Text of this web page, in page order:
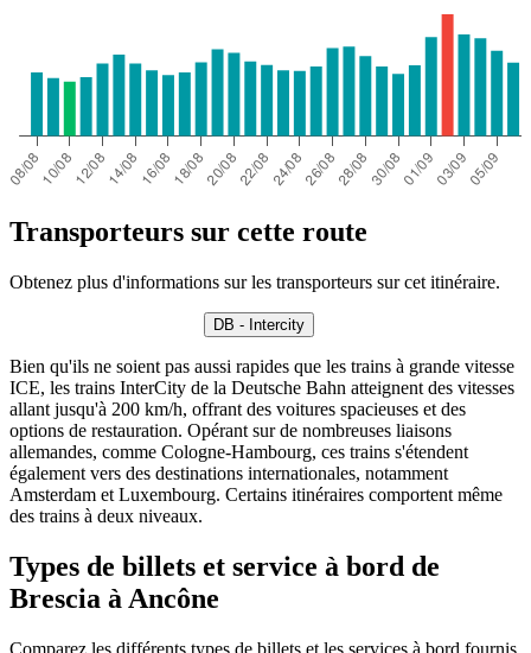
Transporteurs sur cette route
Obtenez plus d'informations sur les transporteurs sur cet itinéraire.
DB - Intercity
Bien qu'ils ne soient pas aussi rapides que les trains à grande vitesse
ICE, les trains InterCity de la Deutsche Bahn atteignent des vitesses
allant jusqu'à 200 km/h, offrant des voitures spacieuses et des
options de restauration. Opérant sur de nombreuses liaisons
allemandes, comme Cologne-Hambourg, ces trains s'étendent
également vers des destinations internationales, notamment
Amsterdam et Luxembourg. Certains itinéraires comportent même
des trains à deux niveaux.
Types de billets et service à bord de
Brescia à Ancône
Comparez les différents types de billets et les services à bord fournis